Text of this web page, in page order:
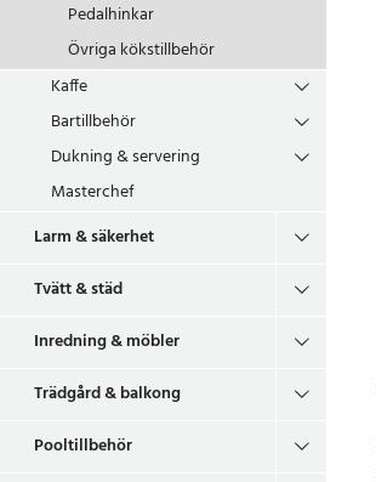
Pedalhinkar
Övriga kökstillbehör
Kaffe
Bartillbehör
Dukning & servering
Masterchef
Larm & säkerhet
Tvätt & städ
Inredning & möbler
Trädgård & balkong
Pooltillbehör